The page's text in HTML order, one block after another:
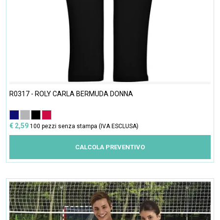
R0317 - ROLY CARLA BERMUDA DONNA
€ 2,59 100 pezzi senza stampa (IVA ESCLUSA)
CALCOLA PREVENTIVO